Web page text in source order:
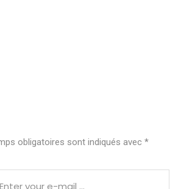
obligatoires sont indiqués avec *